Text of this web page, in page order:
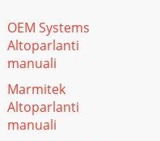
OEM Systems
Altoparlanti
manuali
Marmitek
Altoparlanti
manuali